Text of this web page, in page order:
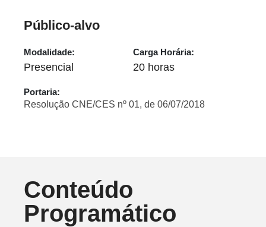
Público-alvo
Modalidade:
Presencial
Carga Horária:
20 horas
Portaria:
Resolução CNE/CES nº 01, de 06/07/2018
Conteúdo
Programático